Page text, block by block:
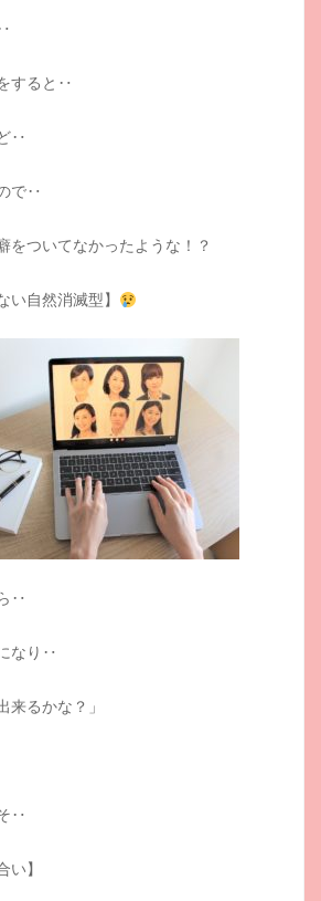
すると‥
‥
で‥
をついてなかったような！？
い自然消滅型】
‥
なり‥
来るかな？」
‥
い】